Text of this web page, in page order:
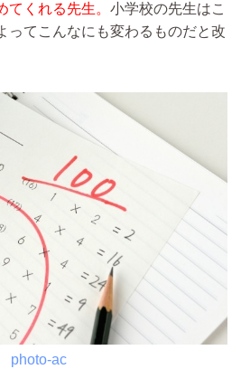
てくれる先生。 小学校の先生はこ
ってこんなにも変わるものだと改
photo-ac